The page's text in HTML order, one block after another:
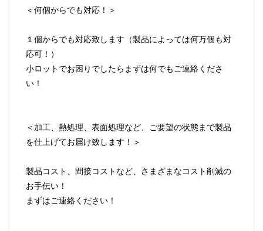
＜何個からでも対応！＞
１個からでも対応致します（製品によっては何万個も対
応可！）
小ロットでお困りでしたらまずは何でもご連絡くださ
い！
＜加工、熱処理、表面処理など、ご要望の状態まで製品
を仕上げてお届け致します！＞
製品コスト、間接コストなど、さまざまなコスト削減の
お手伝い！
まずはご連絡ください！